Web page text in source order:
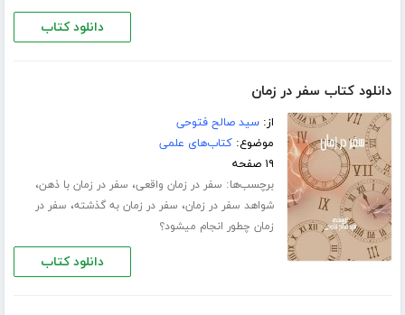
دانلود کتاب
دانلود کتاب سفر در زمان
از:سید صالح فتوحی
موضوع:کتاب‌های علمی
۱۹ صفحه
برچسب‌ها: سفر در زمان واقعی، سفر در زمان با ذهن،
شواهد سفر در زمان، سفر در زمان به گذشته، سفر در
زمان چطور انجام میشود؟
دانلود کتاب